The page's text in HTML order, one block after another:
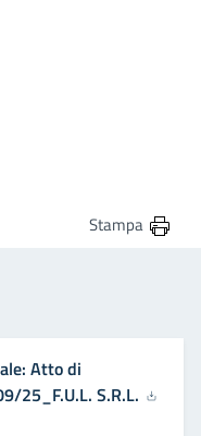
su Facebook
pagina su Twitter
pagina su Linkedin
questa pagina via
Stampa
Atto di
25_F.U.L. S.R.L.